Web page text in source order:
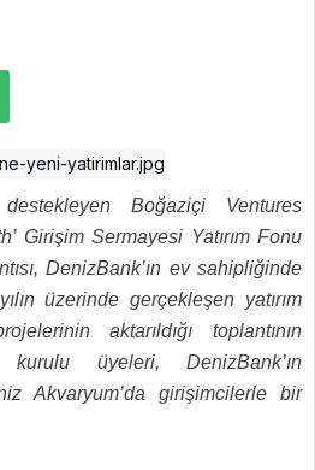
Boğaziçi Ventures
Girişim Sermayesi Yatırım Fonu
DenizBank’ın ev sahipliğinde
üzerinde gerçekleşen yatırım
aktarıldığı toplantının
kurulu üyeleri, DenizBank’ın
Akvaryum’da girişimcilerle bir